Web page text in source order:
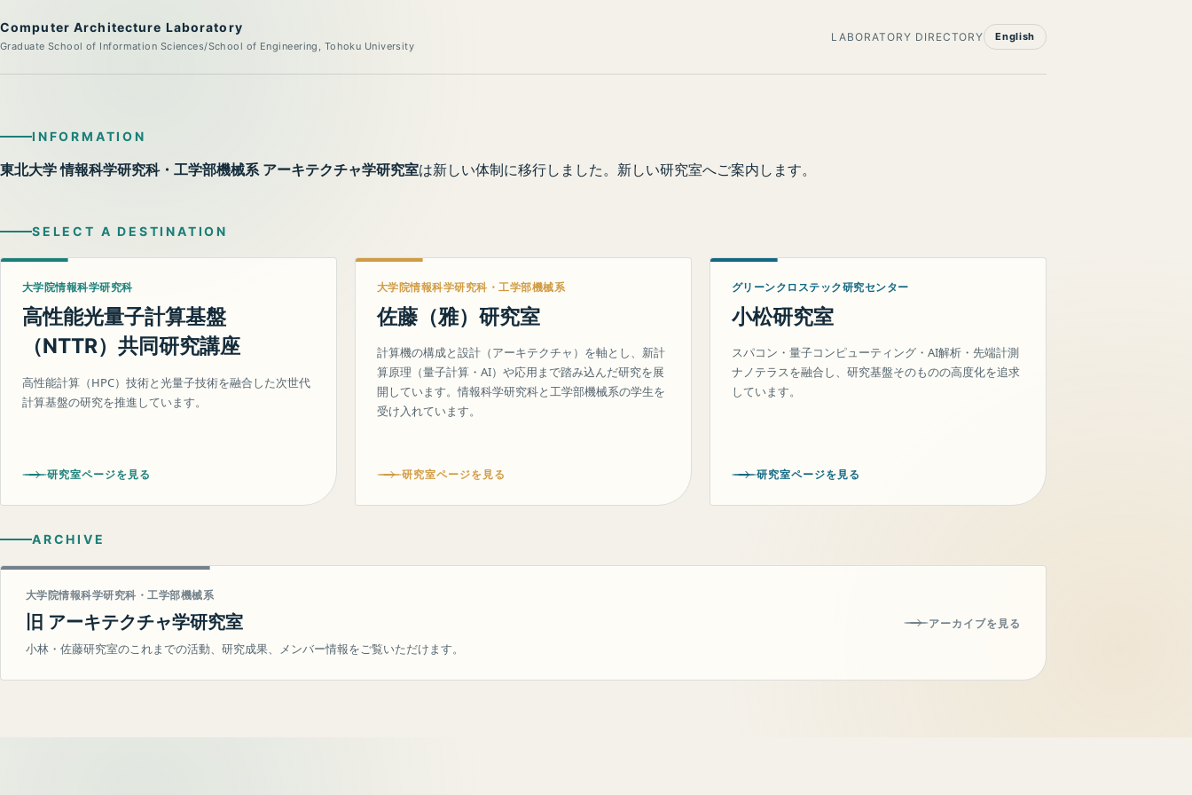
Computer Architecture Laboratory
Graduate School of Information Sciences/School of Engineering, Tohoku University
LABORATORY DIRECTORY English
INFORMATION
東北大学 情報科学研究科・工学部機械系 アーキテクチャ学研究室は新しい体制に移行しました。新しい研究室へご案内します。
SELECT A DESTINATION
大学院情報科学研究科
高性能光量子計算基盤
（NTTR）共同研究講座
高性能計算（HPC）技術と光量子技術を融合した次世代
計算基盤の研究を推進しています。
研究室ページを見る
大学院情報科学研究科・工学部機械系
佐藤（雅）研究室
計算機の構成と設計（アーキテクチャ）を軸とし、新計
算原理（量子計算・AI）や応用まで踏み込んだ研究を展
開しています。情報科学研究科と工学部機械系の学生を
受け入れています。
研究室ページを見る
グリーンクロステック研究センター
小松研究室
スパコン・量子コンピューティング・AI解析・先端計測
ナノテラスを融合し、研究基盤そのものの高度化を追求
しています。
研究室ページを見る
ARCHIVE
大学院情報科学研究科・工学部機械系
旧 アーキテクチャ学研究室
小林・佐藤研究室のこれまでの活動、研究成果、メンバー情報をご覧いただけます。
アーカイブを見る